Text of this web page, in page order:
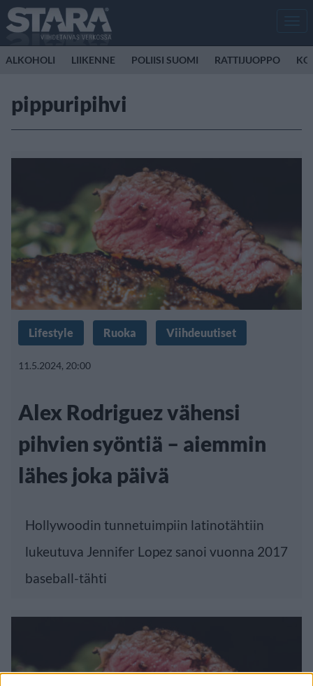
ALKOHOLI LIIKENNE POLIISI SUOMI RATTIJUOPPO
pippuripihvi
Lifestyle Ruoka Viihdeuutiset
11.5.2024, 20:00
Alex Rodriguez vähensi
pihvien syöntiä – aiemmin
lähes joka päivä
Hollywoodin tunnetuimpiin latinotähtiin
lukeutuva Jennifer Lopez sanoi vuonna 2017
baseball-tähti